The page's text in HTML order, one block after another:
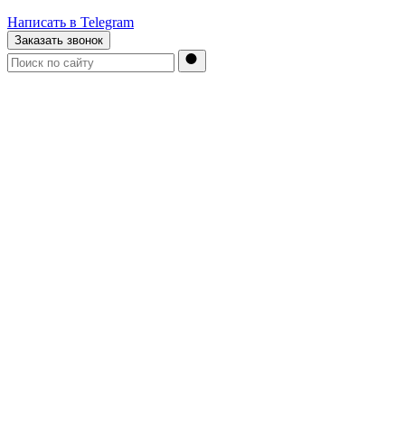
Написать в Telegram
Заказать звонок